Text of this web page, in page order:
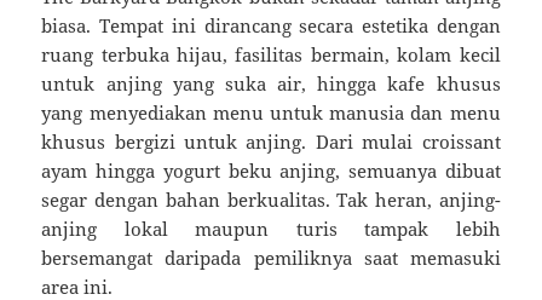
biasa. Tempat ini dirancang secara estetika dengan
ruang terbuka hijau, fasilitas bermain, kolam kecil
untuk anjing yang suka air, hingga kafe khusus
yang menyediakan menu untuk manusia dan menu
khusus bergizi untuk anjing. Dari mulai croissant
ayam hingga yogurt beku anjing, semuanya dibuat
segar dengan bahan berkualitas. Tak heran, anjing-
anjing lokal maupun turis tampak lebih
bersemangat daripada pemiliknya saat memasuki
area ini.